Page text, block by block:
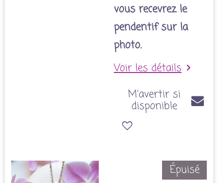
vous recevrez le
pendentif sur la
photo.
Voir les détails
M'avertir si
disponible
Épuisé